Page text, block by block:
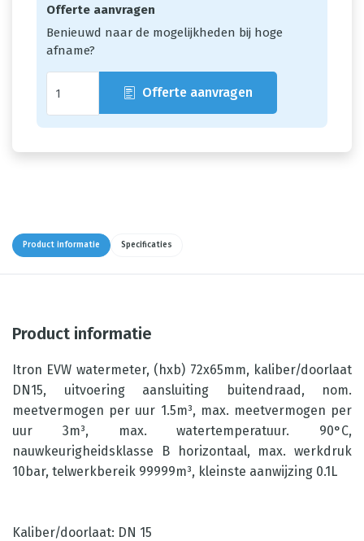
Offerte aanvragen
Benieuwd naar de mogelijkheden bij hoge
afname?
Offerte aanvragen
Product informatie Specificaties
Product informatie
Itron EVW watermeter, (hxb) 72x65mm, kaliber/doorlaat
DN15, uitvoering aansluiting buitendraad, nom.
meetvermogen per uur 1.5m³, max. meetvermogen per
uur 3m³, max. watertemperatuur. 90°C,
nauwkeurigheidsklasse B horizontaal, max. werkdruk
10bar, telwerkbereik 99999m³, kleinste aanwijzing 0.1L
Kaliber/doorlaat: DN 15